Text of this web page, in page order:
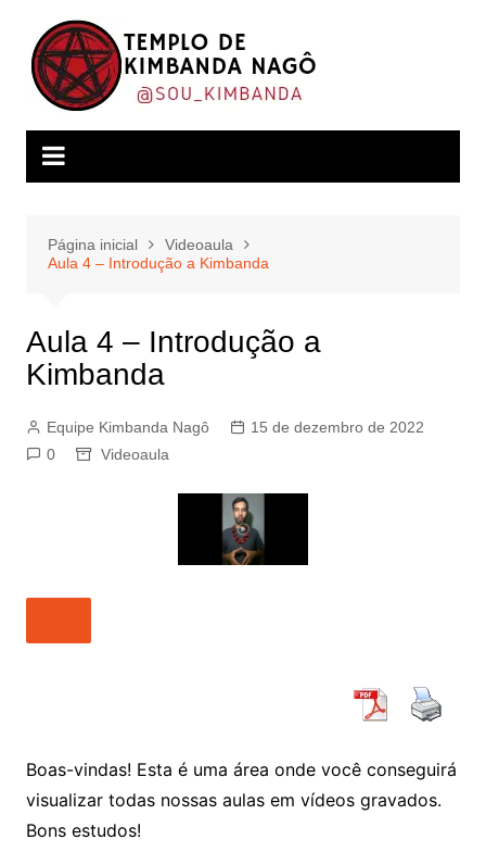
conteúdo
Página inicial
Videoaula
Aula 4 – Introdução a Kimbanda
Aula 4 – Introdução a
Kimbanda
Equipe Kimbanda Nagô
15 de dezembro de 2022
0
Videoaula
Boas-vindas! Esta é uma área onde você conseguirá
visualizar todas nossas aulas em vídeos gravados.
Bons estudos!